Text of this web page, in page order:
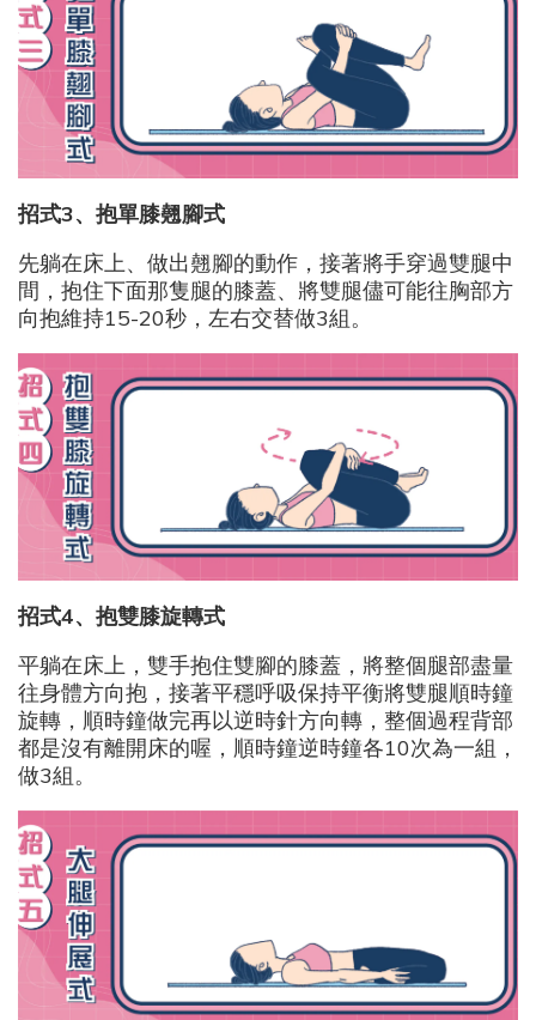
招式3、抱單膝翹腳式
先躺在床上、做出翹腳的動作，接著將手穿過雙腿中
間，抱住下面那隻腿的膝蓋、將雙腿儘可能往胸部方
向抱維持15-20秒，左右交替做3組。
招式4、抱雙膝旋轉式
平躺在床上，雙手抱住雙腳的膝蓋，將整個腿部盡量
往身體方向抱，接著平穩呼吸保持平衡將雙腿順時鐘
旋轉，順時鐘做完再以逆時針方向轉，整個過程背部
都是沒有離開床的喔，順時鐘逆時鐘各10次為一組，
做3組。